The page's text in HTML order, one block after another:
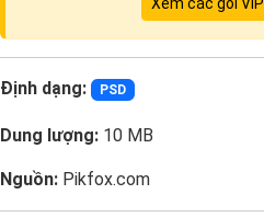
Định dạng: PSD
Dung lượng: 10 MB
Nguồn: Pikfox.com